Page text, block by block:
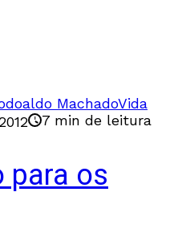
MachadoVida
7 min de leitura
para os